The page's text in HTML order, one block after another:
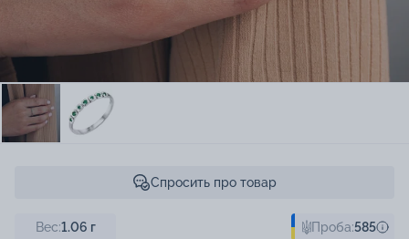
Спросить про товар
Вес:1.06 г Проба:585